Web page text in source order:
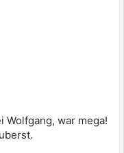
Wolfgang, war mega!